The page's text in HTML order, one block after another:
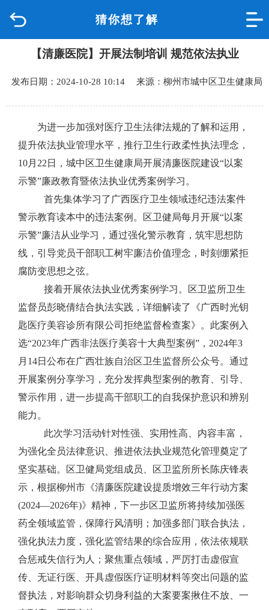
猜你想了解
品质城中
新闻中心
政府信息公开
互动回应
数据专题
【清廉医院】开展法制培训 规范依法执业
发布日期：2024-10-28 10:14 来源：柳州市城中区卫生健康局
为进一步加强对医疗卫生法律法规的了解和运用，
提升依法执业管理水平，推行卫生行政柔性执法理念，
10月 22 日，城中区卫生健康局开展清廉医院建设“以案
示警”廉政教育暨依法执业优秀案例学习 。
首先集体学习了 广西医疗卫生领域违纪违法案件
警示教育读本中的违法案例。区卫健局每月 开展“以案
示警”廉洁从业学习，通过强化警示教育，筑牢思想防
线，引导党员干部职工树牢廉洁价值理念，时刻绷紧拒
腐防变思想之弦。
接着开展依法执业优秀案例学习。
区卫监所卫生
监督员彭晓倩结合执法实践，详细解读了《广西时光钥
匙医疗美容诊所有限公司拒绝监督检查案》。此案例入
选“2023年广西非法医疗美容十大典型案例”， 2024年3
月 14日公布在广西壮族自治区卫生监督所公众号。通过
开展案例分享学习， 充分发挥典型案例的教育、引导、
警示作用，进一步提高干部职工的自我保护意识和辨别
能力。
此次学习活动针对性强、实用性高、内容丰富，
为强化全员法律意识、推进依法执业规范化管理奠定了
坚实基础。区卫健局党组成员、区卫监所所长陈庆锋表
示， 根据柳州市 《清廉医院建设提质增效三年行动方案
(2024—2026年)》精神，下一步区卫监所将持续加强医
药全领域监管，保障行风清明；加强多部门联合执法，
强化执法力度，强化监管结果的综合应用，依法依规联
合惩戒失信行为人；聚焦重点领域，严厉打击虚假宣
传、无证行医、开具虚假医疗证明材料等突出问题的监
督执法，对影响群众切身利益的大案要案揪住不放、一